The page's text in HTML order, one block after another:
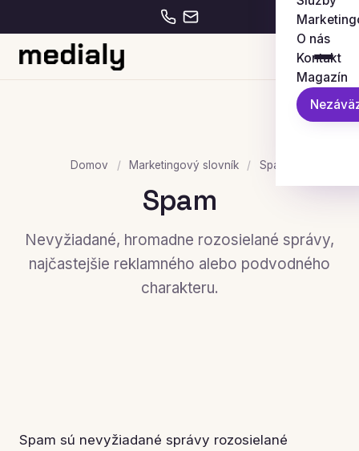
O nás
Kontakt
Magazín
Domov / Marketingový slovník / Spam
Spam
Nevyžiadané, hromadne rozosielané správy,
najčastejšie reklamného alebo podvodného
charakteru.
Spam sú nevyžiadané správy rozosielané